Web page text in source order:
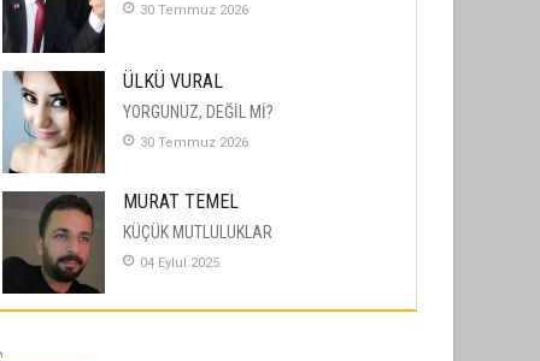
30 Temmuz 2026
ÜLKÜ VURAL
YORGUNUZ, DEĞİL Mİ?
30 Temmuz 2026
MURAT TEMEL
KÜÇÜK MUTLULUKLAR
04 Eylul 2025